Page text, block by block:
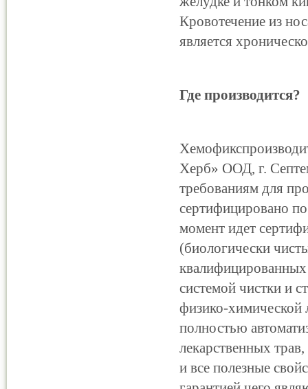
Кровотечение из
является
Где производится?
Херб» ООД, г.
требованиям для
сертифицировано
момент идет
(биологически
квалифицированных
системой чистки и
физико-химической
полностью
лекарственных
и все полезные